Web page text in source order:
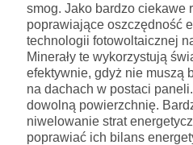
smog. Jako bardzo ciekawe
poprawiające oszczędność
technologii fotowoltaicznej
Minerały te wykorzystują
efektywnie, gdyż nie muszą
na dachach w postaci
dowolną powierzchnię.
niwelowanie strat
poprawiać ich bilans